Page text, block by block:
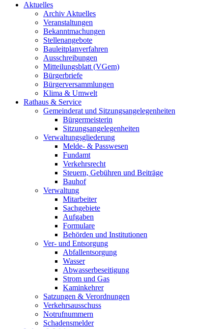
Aktuelles
Archiv Aktuelles
Veranstaltungen
Bekanntmachungen
Stellenangebote
Bauleitplanverfahren
Ausschreibungen
Mitteilungsblatt (VGem)
Bürgerbriefe
Bürgerversammlungen
Klima & Umwelt
Rathaus & Service
Gemeinderat und Sitzungsangelegenheiten
Bürgermeisterin
Sitzungsangelegenheiten
Verwaltungsgliederung
Melde- & Passwesen
Fundamt
Verkehrsrecht
Steuern, Gebühren und Beiträge
Bauhof
Verwaltung
Mitarbeiter
Sachgebiete
Aufgaben
Formulare
Behörden und Institutionen
Ver- und Entsorgung
Abfallentsorgung
Wasser
Abwasserbeseitigung
Strom und Gas
Kaminkehrer
Satzungen & Verordnungen
Verkehrsausschuss
Notrufnummern
Schadensmelder